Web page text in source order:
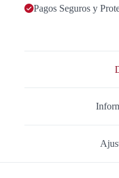
Pagos Seguros y